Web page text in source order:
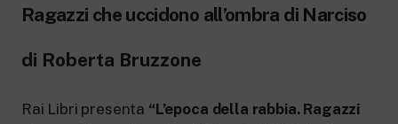
Rai.
Lo spazio sicuro ricco di cartoni animati
per i più piccoli.
Ragazzi che uccidono all’ombra di Narciso
di Roberta Bruzzone
Rai Libri presenta “L’epoca della rabbia. Ragazzi